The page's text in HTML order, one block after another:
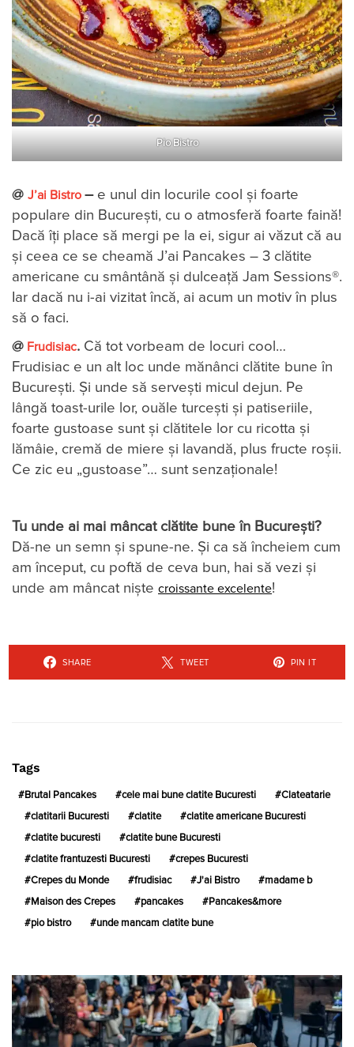
Pio Bistro
@ J’ai Bistro – e unul din locurile cool și foarte
populare din București, cu o atmosferă foarte faină!
Dacă îți place să mergi pe la ei, sigur ai văzut că au
și ceea ce se cheamă J’ai Pancakes – 3 clătite
americane cu smântână și dulceață Jam Sessions®.
Iar dacă nu i-ai vizitat încă, ai acum un motiv în plus
să o faci.
@ Frudisiac. Că tot vorbeam de locuri cool…
Frudisiac e un alt loc unde mănânci clătite bune în
București. Și unde să servești micul dejun. Pe
lângă toast-urile lor, ouăle turcești și patiseriile,
foarte gustoase sunt și clătitele lor cu ricotta și
lămâie, cremă de miere și lavandă, plus fructe roșii.
Ce zic eu „gustoase”… sunt senzaționale!
Tu unde ai mai mâncat clătite bune în București?
Dă-ne un semn și spune-ne. Și ca să încheiem cum
am început, cu poftă de ceva bun, hai să vezi și
unde am mâncat niște croissante excelente!
SHARE TWEET PIN IT
Tags
Brutal Pancakes cele mai bune clatite Bucuresti Clateatarie
clatitarii Bucuresti clatite clatite americane Bucuresti
clatite bucuresti clatite bune Bucuresti
clatite frantuzesti Bucuresti crepes Bucuresti
Crepes du Monde frudisiac J'ai Bistro madame b
Maison des Crepes pancakes Pancakes&more
pio bistro unde mancam clatite bune